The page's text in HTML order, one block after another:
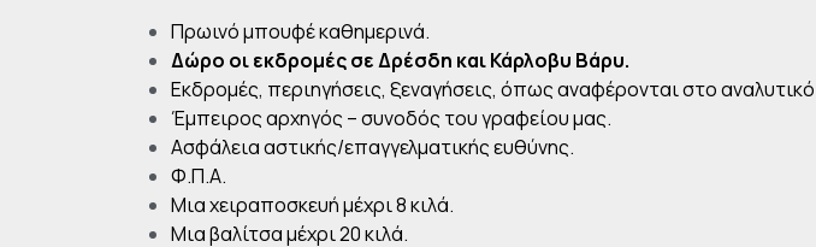
Πρωινό μπουφέ καθημερινά.
Δώρο οι εκδρομές σε Δρέσδη και Κάρλοβυ Βάρυ.
Εκδρομές, περιηγήσεις, ξεναγήσεις, όπως αναφέρονται στο
Έμπειρος αρχηγός – συνοδός του γραφείου μας.
Ασφάλεια αστικής/επαγγελματικής ευθύνης.
Φ.Π.Α.
Μια χειραποσκευή μέχρι 8 κιλά.
Μια βαλίτσα μέχρι 20 κιλά.